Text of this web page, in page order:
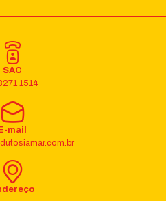
SAC
1514
E-mail